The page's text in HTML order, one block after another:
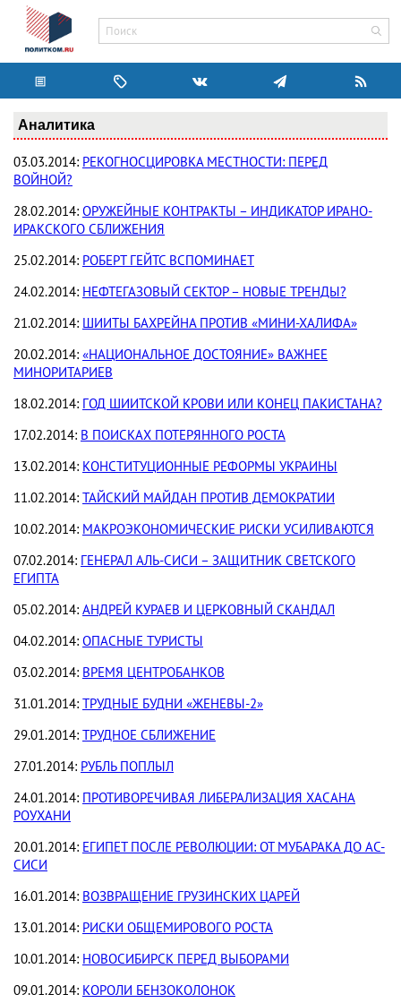
Аналитика
03.03.2014: РЕКОГНОСЦИРОВКА МЕСТНОСТИ: ПЕРЕД
ВОЙНОЙ?
28.02.2014: ОРУЖЕЙНЫЕ КОНТРАКТЫ – ИНДИКАТОР ИРАНО-
ИРАКСКОГО СБЛИЖЕНИЯ
25.02.2014: РОБЕРТ ГЕЙТС ВСПОМИНАЕТ
24.02.2014: НЕФТЕГАЗОВЫЙ СЕКТОР – НОВЫЕ ТРЕНДЫ?
21.02.2014: ШИИТЫ БАХРЕЙНА ПРОТИВ «МИНИ-ХАЛИФА»
20.02.2014: «НАЦИОНАЛЬНОЕ ДОСТОЯНИЕ» ВАЖНЕЕ
МИНОРИТАРИЕВ
18.02.2014: ГОД ШИИТСКОЙ КРОВИ ИЛИ КОНЕЦ ПАКИСТАНА?
17.02.2014: В ПОИСКАХ ПОТЕРЯННОГО РОСТА
13.02.2014: КОНСТИТУЦИОННЫЕ РЕФОРМЫ УКРАИНЫ
11.02.2014: ТАЙСКИЙ МАЙДАН ПРОТИВ ДЕМОКРАТИИ
10.02.2014: МАКРОЭКОНОМИЧЕСКИЕ РИСКИ УСИЛИВАЮТСЯ
07.02.2014: ГЕНЕРАЛ АЛЬ-СИСИ – ЗАЩИТНИК СВЕТСКОГО
ЕГИПТА
05.02.2014: АНДРЕЙ КУРАЕВ И ЦЕРКОВНЫЙ СКАНДАЛ
04.02.2014: ОПАСНЫЕ ТУРИСТЫ
03.02.2014: ВРЕМЯ ЦЕНТРОБАНКОВ
31.01.2014: ТРУДНЫЕ БУДНИ «ЖЕНЕВЫ-2»
29.01.2014: ТРУДНОЕ СБЛИЖЕНИЕ
27.01.2014: РУБЛЬ ПОПЛЫЛ
24.01.2014: ПРОТИВОРЕЧИВАЯ ЛИБЕРАЛИЗАЦИЯ ХАСАНА
РОУХАНИ
20.01.2014: ЕГИПЕТ ПОСЛЕ РЕВОЛЮЦИИ: ОТ МУБАРАКА ДО АС-
СИСИ
16.01.2014: ВОЗВРАЩЕНИЕ ГРУЗИНСКИХ ЦАРЕЙ
13.01.2014: РИСКИ ОБЩЕМИРОВОГО РОСТА
10.01.2014: НОВОСИБИРСК ПЕРЕД ВЫБОРАМИ
09.01.2014: КОРОЛИ БЕНЗОКОЛОНОК